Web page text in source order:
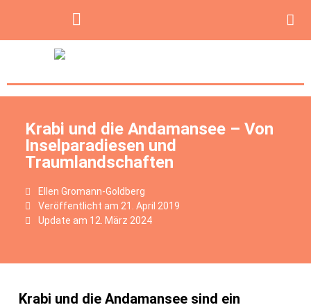
Krabi und die Andamansee – Von
Inselparadiesen und
Traumlandschaften
Ellen Gromann-Goldberg
Veröffentlicht am 21. April 2019
Update am 12. März 2024
Krabi und die Andamansee sind ein